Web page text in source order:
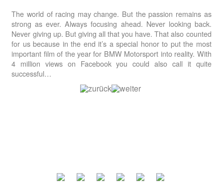
The world of racing may change. But the passion remains as
strong as ever. Always focusing ahead. Never looking back.
Never giving up. But giving all that you have. That also counted
for us because in the end it’s a special honor to put the most
important film of the year for BMW Motorsport into reality. With
4 million views on Facebook you could also call it quite
successful…